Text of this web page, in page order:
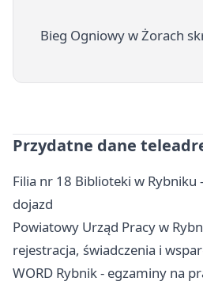
Bieg Ogniowy w Żorach
Przydatne dane
Filia nr 18 Biblioteki w Rybniku
dojazd
Powiatowy Urząd Pracy w
rejestracja, świadczenia i
WORD Rybnik - egzaminy na